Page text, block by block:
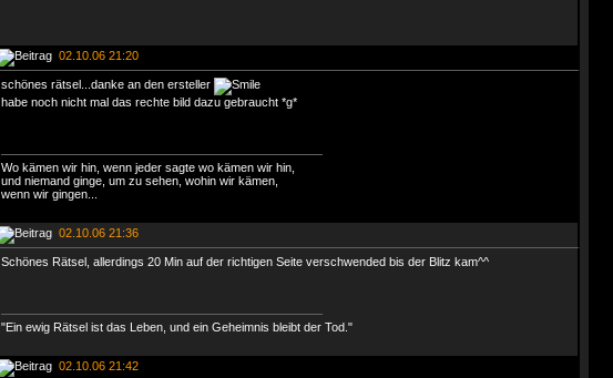
02.10.06 21:20
schönes rätsel...danke an den ersteller
habe noch nicht mal das rechte bild dazu gebraucht *g*
Wo kämen wir hin, wenn jeder sagte wo kämen wir hin,
und niemand ginge, um zu sehen, wohin wir kämen,
wenn wir gingen...
02.10.06 21:36
Schönes Rätsel, allerdings 20 Min auf der richtigen Seite verschwended bis der Blitz kam^^
"Ein ewig Rätsel ist das Leben, und ein Geheimnis bleibt der Tod."
02.10.06 21:42